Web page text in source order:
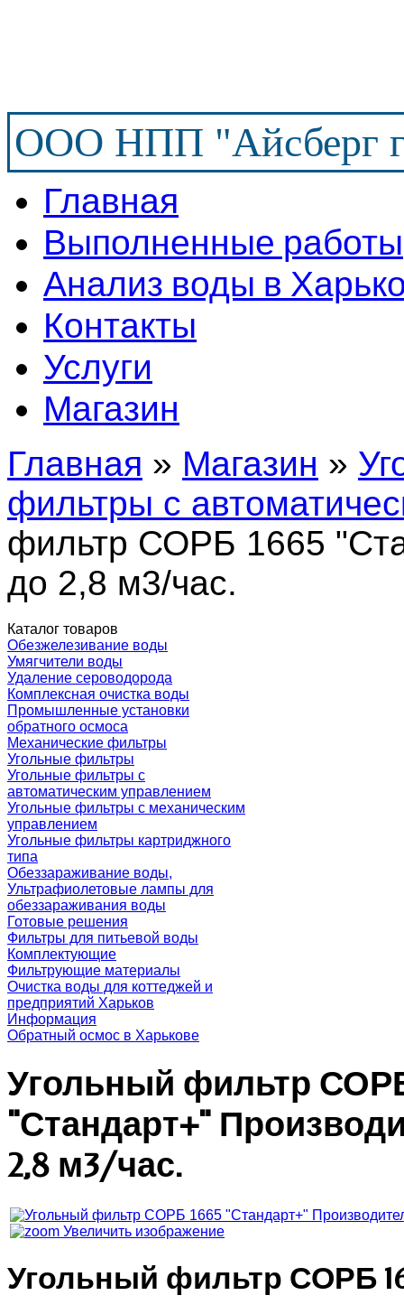
ООО НПП "Айсберг
Главная
Выполненные работы
Анализ воды в
Контакты
Услуги
Магазин
Главная » Магазин »
фильтры с
фильтр СОРБ 1665
до 2,8 м3/час.
Каталог товаров
Обезжелезивание воды
Умягчители воды
Удаление сероводорода
Комплексная очистка воды
Промышленные установки
обратного осмоса
Механические фильтры
Угольные фильтры
Угольные фильтры с
автоматическим управлением
Угольные фильтры с механическим
управлением
Угольные фильтры картриджного
типа
Обеззараживание воды,
Ультрафиолетовые лампы для
обеззараживания воды
Готовые решения
Фильтры для питьевой воды
Комплектующие
Фильтрующие материалы
Очистка воды для коттеджей и
предприятий Харьков
Информация
Обратный осмос в Харькове
Угольный фильтр
"Стандарт+"
2,8 м3/час.
Увеличить изображение
Угольный фильтр СОРБ